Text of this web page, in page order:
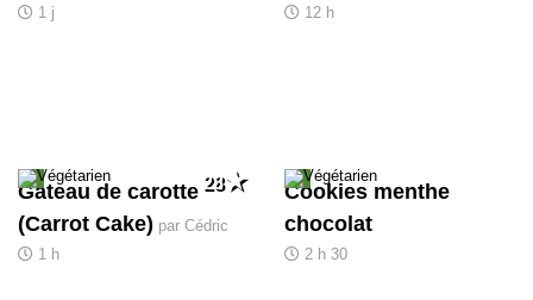
1 j
12 h
Gateau de carotte
(Carrot Cake) par Cédric
1 h
28
Cookies menthe
chocolat
2 h 30